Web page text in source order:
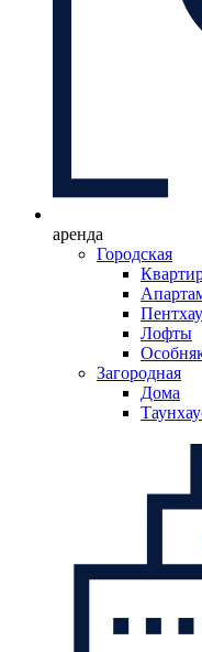
аренда
Городская
Лофты
Загородная
Дома